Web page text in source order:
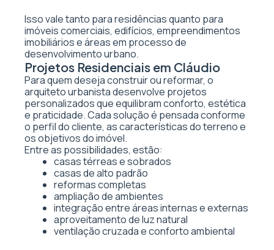
Isso vale tanto para residências quanto para
imóveis comerciais, edifícios, empreendimentos
imobiliários e áreas em processo de
desenvolvimento urbano.
Projetos Residenciais em Cláudio
Para quem deseja construir ou reformar, o
arquiteto urbanista desenvolve projetos
personalizados que equilibram conforto, estética
e praticidade. Cada solução é pensada conforme
o perfil do cliente, as características do terreno e
os objetivos do imóvel.
Entre as possibilidades, estão:
casas térreas e sobrados
casas de alto padrão
reformas completas
ampliação de ambientes
integração entre áreas internas e externas
aproveitamento de luz natural
ventilação cruzada e conforto ambiental